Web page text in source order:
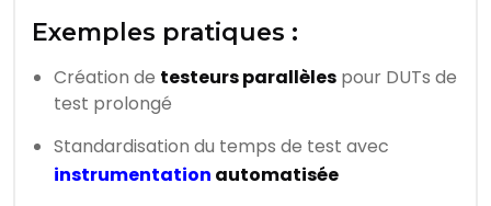
Exemples pratiques :
Création de testeurs parallèles pour DUTs de
test prolongé
Standardisation du temps de test avec
instrumentation automatisée